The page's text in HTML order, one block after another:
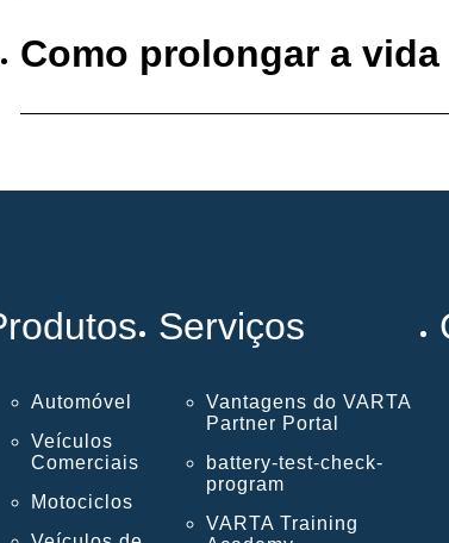
Como prolongar a
Automóvel
Veículos
Comerciais
Motociclos
Serviços
Vantagens do VARTA
Partner Portal
battery-test-check-
program
VARTA Training